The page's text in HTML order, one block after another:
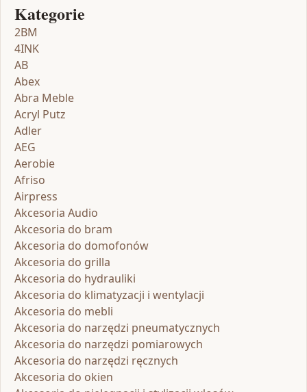
Kategorie
2BM
4INK
AB
Abex
Abra Meble
Acryl Putz
Adler
AEG
Aerobie
Afriso
Airpress
Akcesoria Audio
Akcesoria do bram
Akcesoria do domofonów
Akcesoria do grilla
Akcesoria do hydrauliki
Akcesoria do klimatyzacji i wentylacji
Akcesoria do mebli
Akcesoria do narzędzi pneumatycznych
Akcesoria do narzędzi pomiarowych
Akcesoria do narzędzi ręcznych
Akcesoria do okien